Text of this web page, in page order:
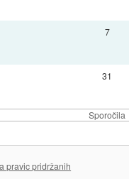
Sporočila
7
31
pravic pridržanih